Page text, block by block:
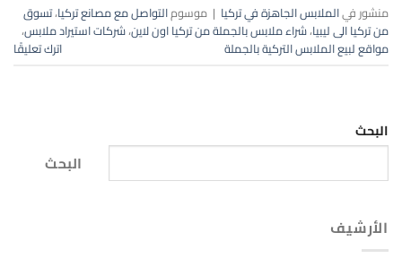
منشور فيالملابس الجاهزة في تركيا | موسومالتواصل مع مصانع تركيا،تسوق
من تركيا الى ليبيا،شراء ملابس بالجملة من تركيا اون لاين،شركات استيراد ملابس،
مواقع لبيع الملابس التركية بالجملة
اترك تعليقًا
البحث
البحث
الأرشيف